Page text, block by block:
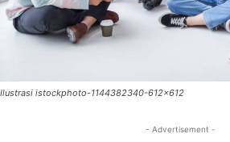
Ilustrasi istockphoto-1144382340-612x612
- Advertisement -